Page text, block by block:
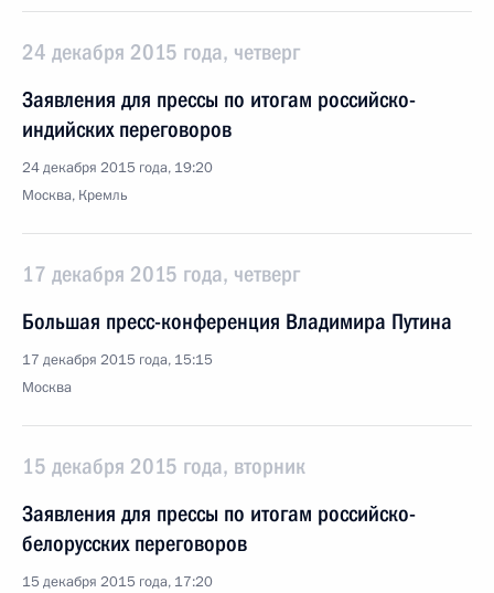
24 декабря 2015 года, четверг
Заявления для прессы по итогам российско-
индийских переговоров
24 декабря 2015 года, 19:20
Москва, Кремль
17 декабря 2015 года, четверг
Большая пресс-конференция Владимира Путина
17 декабря 2015 года, 15:15
Москва
15 декабря 2015 года, вторник
Заявления для прессы по итогам российско-
белорусских переговоров
15 декабря 2015 года, 17:20